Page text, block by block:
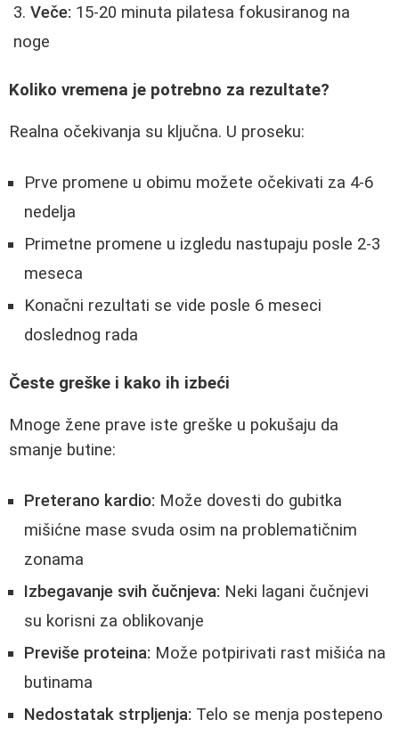
Veče: 15-20 minuta pilatesa fokusiranog na
noge
Koliko vremena je potrebno za rezultate?
Realna očekivanja su ključna. U proseku:
Prve promene u obimu možete očekivati za 4-6
nedelja
Primetne promene u izgledu nastupaju posle 2-3
meseca
Konačni rezultati se vide posle 6 meseci
doslednog rada
Česte greške i kako ih izbeći
Mnoge žene prave iste greške u pokušaju da
smanje butine:
Preterano kardio: Može dovesti do gubitka
mišićne mase svuda osim na problematičnim
zonama
Izbegavanje svih čučnjeva: Neki lagani čučnjevi
su korisni za oblikovanje
Previše proteina: Može potpirivati rast mišića na
butinama
Nedostatak strpljenja: Telo se menja postepeno